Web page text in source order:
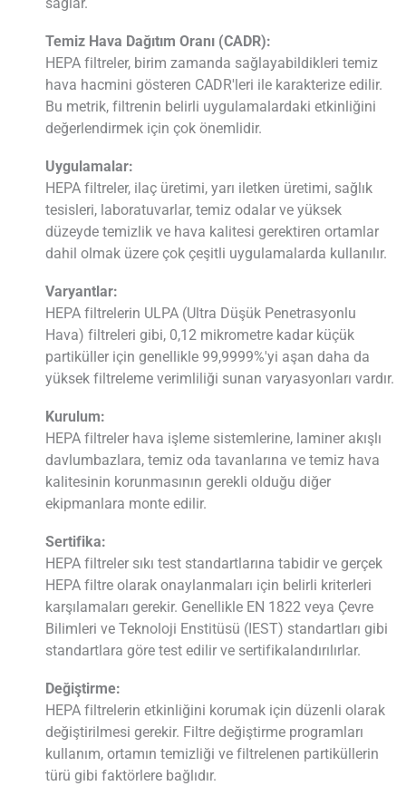
sağlar.
Temiz Hava Dağıtım Oranı (CADR):
HEPA filtreler, birim zamanda sağlayabildikleri temiz
hava hacmini gösteren CADR'leri ile karakterize edilir.
Bu metrik, filtrenin belirli uygulamalardaki etkinliğini
değerlendirmek için çok önemlidir.
Uygulamalar:
HEPA filtreler, ilaç üretimi, yarı iletken üretimi, sağlık
tesisleri, laboratuvarlar, temiz odalar ve yüksek
düzeyde temizlik ve hava kalitesi gerektiren ortamlar
dahil olmak üzere çok çeşitli uygulamalarda kullanılır.
Varyantlar:
HEPA filtrelerin ULPA (Ultra Düşük Penetrasyonlu
Hava) filtreleri gibi, 0,12 mikrometre kadar küçük
partiküller için genellikle 99,9999%'yi aşan daha da
yüksek filtreleme verimliliği sunan varyasyonları vardır.
Kurulum:
HEPA filtreler hava işleme sistemlerine, laminer akışlı
davlumbazlara, temiz oda tavanlarına ve temiz hava
kalitesinin korunmasının gerekli olduğu diğer
ekipmanlara monte edilir.
Sertifika:
HEPA filtreler sıkı test standartlarına tabidir ve gerçek
HEPA filtre olarak onaylanmaları için belirli kriterleri
karşılamaları gerekir. Genellikle EN 1822 veya Çevre
Bilimleri ve Teknoloji Enstitüsü (IEST) standartları gibi
standartlara göre test edilir ve sertifikalandırılırlar.
Değiştirme:
HEPA filtrelerin etkinliğini korumak için düzenli olarak
değiştirilmesi gerekir. Filtre değiştirme programları
kullanım, ortamın temizliği ve filtrelenen partiküllerin
türü gibi faktörlere bağlıdır.